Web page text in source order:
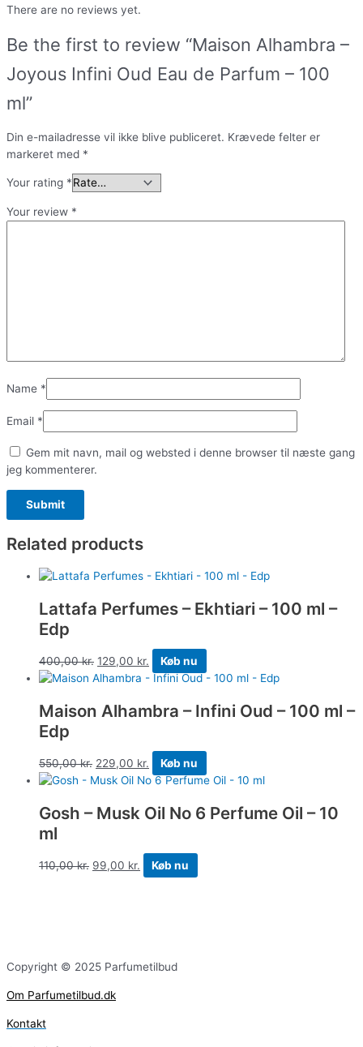
There are no reviews yet.
Be the first to review “Maison Alhambra –
Joyous Infini Oud Eau de Parfum – 100
ml”
Din e-mailadresse vil ikke blive publiceret. Krævede felter er
markeret med *
Your rating *
Your review *
Name *
Email *
Gem mit navn, mail og websted i denne browser til næste gang
jeg kommenterer.
Related products
Lattafa Perfumes – Ekhtiari – 100 ml –
Edp
400,00kr. 129,00 kr. Køb nu
Maison Alhambra – Infini Oud – 100 ml –
Edp
550,00kr. 229,00 kr. Køb nu
Gosh – Musk Oil No 6 Perfume Oil – 10
ml
110,00kr. 99,00 kr. Køb nu
Copyright © 2025 Parfumetilbud
Om Parfumetilbud.dk
Kontakt